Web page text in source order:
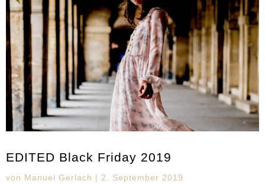
EDITED Black Friday 2019
von Manuel Gerlach | 2. September 2019